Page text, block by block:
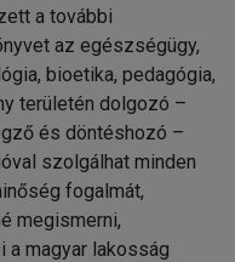
a további
az egészségügy,
bioetika, pedagógia,
területén dolgozó –
és döntéshozó –
szolgálhat minden
fogalmát,
megismerni,
a magyar lakosság